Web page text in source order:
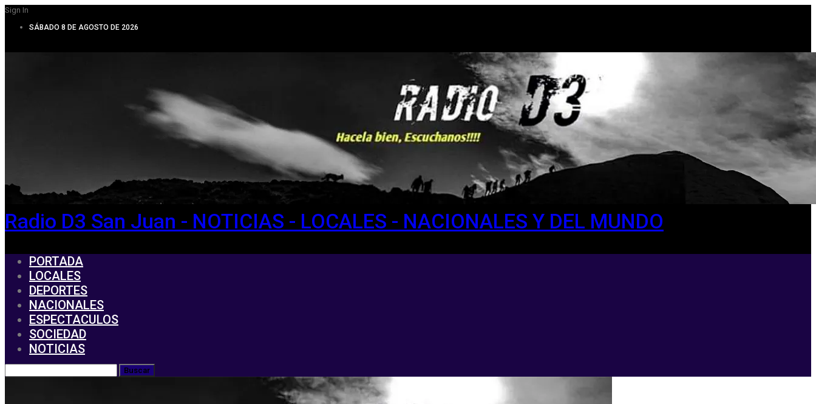
Sign In
SÁBADO 8 DE AGOSTO DE 2026
Radio D3 San Juan - NOTICIAS - LOCALES - NACIONALES Y DEL MUNDO
PORTADA
LOCALES
DEPORTES
NACIONALES
ESPECTACULOS
SOCIEDAD
NOTICIAS